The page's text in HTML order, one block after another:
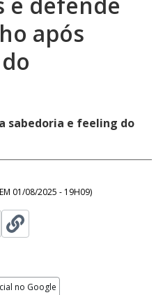
após
sabedoria e feeling do
01/08/2025 - 19H09)
no Google